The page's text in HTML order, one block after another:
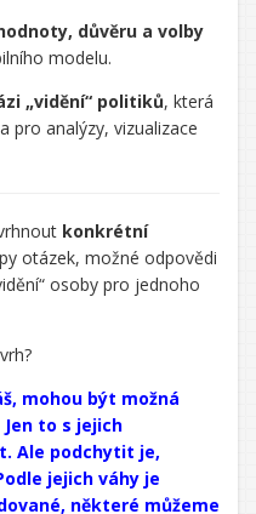
důvěru a volby
modelu.
„vidění“ politiků, která
pro analýzy, vizualizace
konkrétní
otázek, možné odpovědi
osoby pro jednoho
mohou být možná
to s jejich
Ale podchytit je,
jejich váhy je
některé můžeme